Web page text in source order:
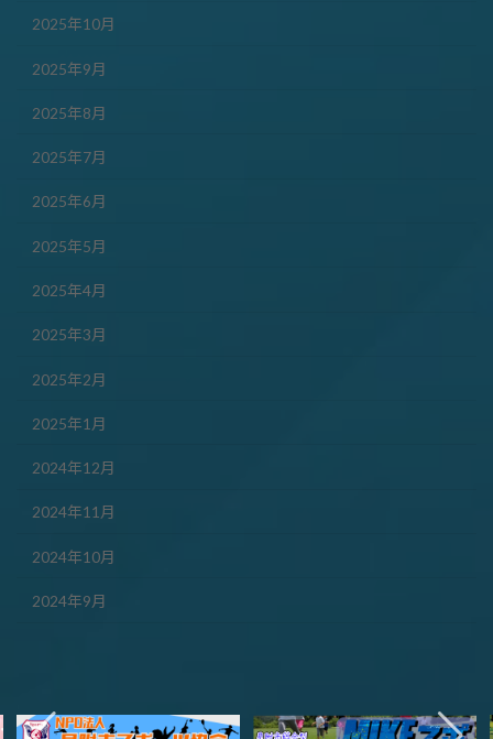
2025年10月
2025年9月
2025年8月
2025年7月
2025年6月
2025年5月
2025年4月
2025年3月
2025年2月
2025年1月
2024年12月
2024年11月
2024年10月
2024年9月